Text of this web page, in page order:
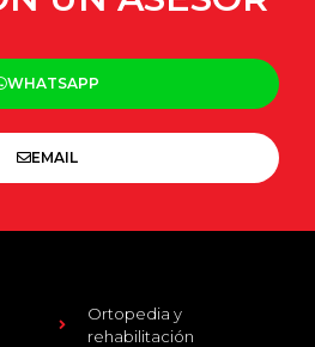
WHATSAPP
EMAIL
Ortopedia y
rehabilitación